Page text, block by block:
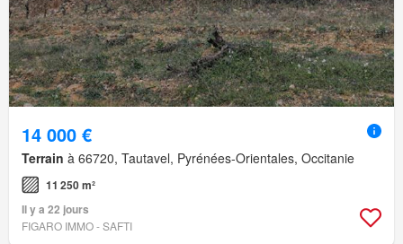
14 000 €
Terrain à 66720, Tautavel, Pyrénées-Orientales, Occitanie
11 250 m²
Il y a 22 jours
FIGARO IMMO - SAFTI